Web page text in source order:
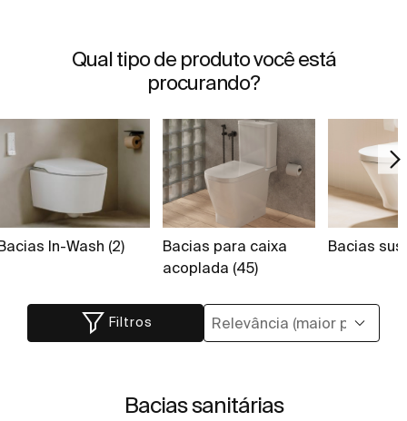
Qual tipo de produto você está
procurando?
In-Wash (2)
Bacias para caixa
acoplada (45)
Bacias
Filtros
Bacias sanitárias